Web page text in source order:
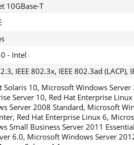
10GBase-T
- Intel
IEEE 802.3x, IEEE 802.3ad
Solaris 10, Microsoft Windows
Server 10, Red Hat Enterprise
Server 2008 Standard, Microsoft
Red Hat Enterprise Linux 6,
Small Business Server 2011
6.0, Microsoft Windows Server